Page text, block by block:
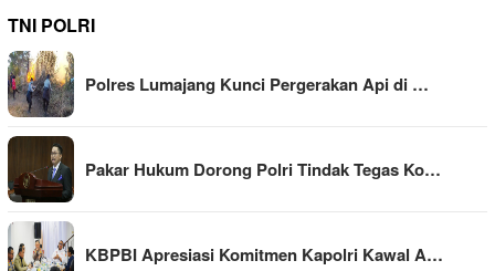
TNI POLRI
Polres Lumajang Kunci Pergerakan Api di …
Pakar Hukum Dorong Polri Tindak Tegas Ko…
KBPBI Apresiasi Komitmen Kapolri Kawal A…